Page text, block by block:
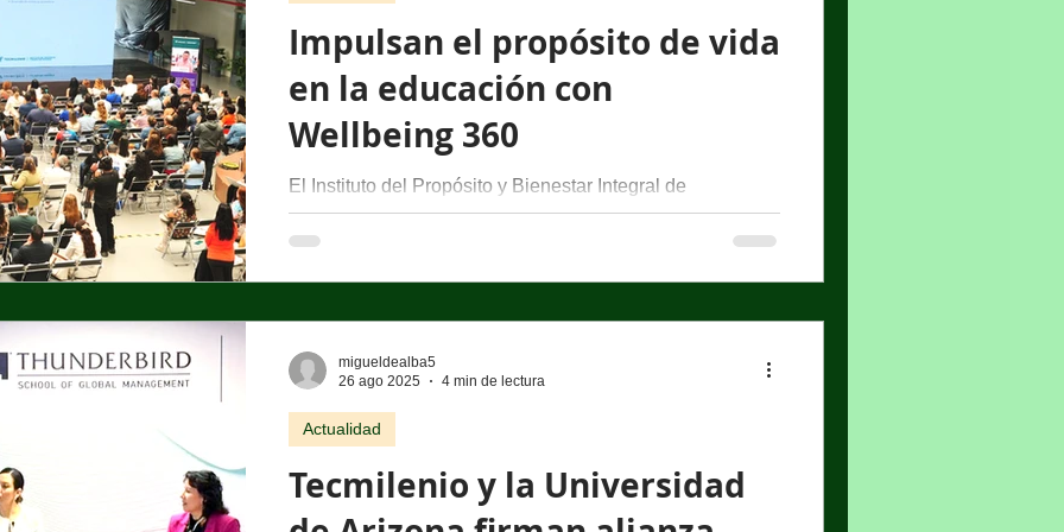
Impulsan el propósito de vida
en la educación con
Wellbeing 360
El Instituto del Propósito y Bienestar Integral de
Tecmilenio presentó la nueva edición de Wellbeing 360 ,
centrada en el propósito de...
Tecmilenio y la Universidad
Actualidad
migueldealba5
26 ago 2025
4 min de lectura